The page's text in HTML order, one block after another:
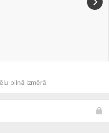
pilnā izmērā